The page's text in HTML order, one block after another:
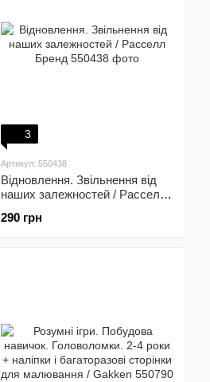
3
Артикул: 550438
Відновлення. Звільнення від
наших залежностей / Расселл
290 грн